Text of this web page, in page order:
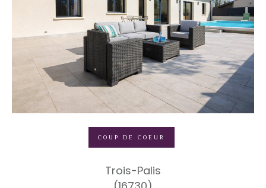
COUP DE COEUR
Trois-Palis